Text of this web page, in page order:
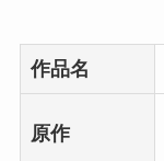
作品名
原作